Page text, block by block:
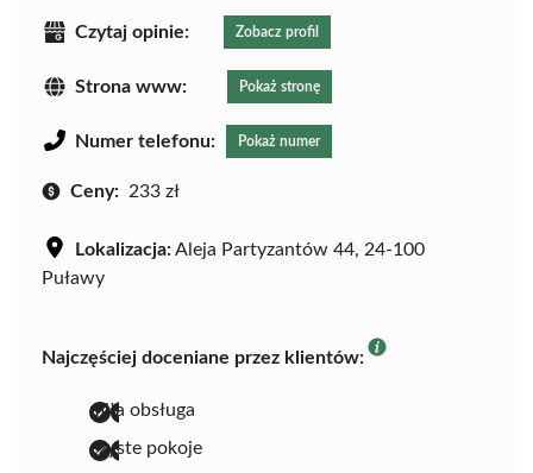
Czytaj opinie: Zobacz profil
Strona www: Pokaż stronę
Numer telefonu: Pokaż numer
Ceny: 233 zł
Lokalizacja:Aleja Partyzantów 44, 24-100
Puławy
Najczęściej doceniane przez klientów:
miła obsługa
czyste pokoje